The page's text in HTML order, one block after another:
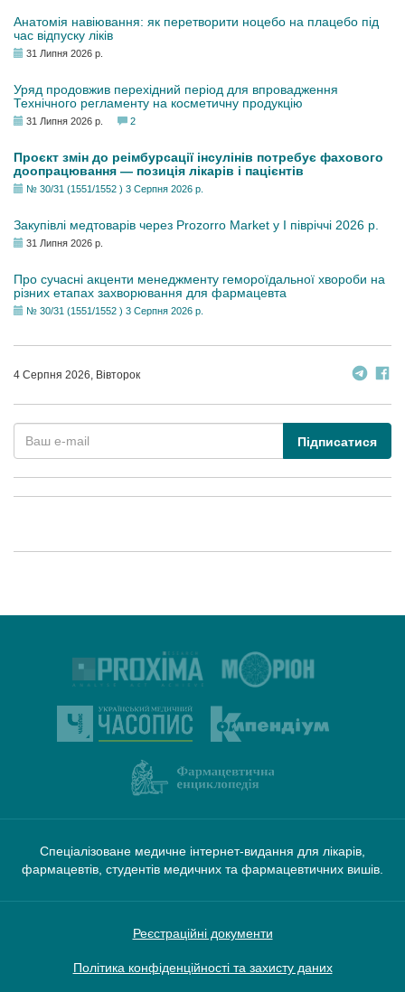
Анатомія навіювання: як перетворити ноцебо на плацебо під
час відпуску ліків
31 Липня 2026 р.
Уряд продовжив перехідний період для впровадження
Технічного регламенту на косметичну продукцію
31 Липня 2026 р. 2
Проєкт змін до реімбурсації інсулінів потребує фахового
доопрацювання — позиція лікарів і пацієнтів
№ 30/31 (1551/1552 ) 3 Серпня 2026 р.
Закупівлі медтоварів через Prozorro Market у I півріччі 2026 р.
31 Липня 2026 р.
Про сучасні акценти менеджменту гемороїдальної хвороби на
різних етапах захворювання для фармацевта
№ 30/31 (1551/1552 ) 3 Серпня 2026 р.
4 Серпня 2026, Вівторок
Підписатися
Спеціалізоване медичне інтернет-видання для лікарів,
фармацевтів, студентів медичних та фармацевтичних вишів.
Реєстраційні документи
Політика конфіденційності та захисту даних